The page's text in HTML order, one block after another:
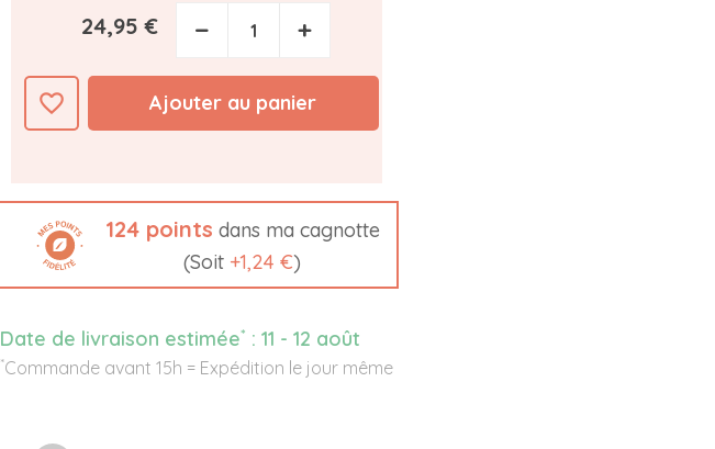
24,95 € − +
favorite_border Ajouter au panier
124points dans ma cagnotte
(Soit +1,24 €)
Date de livraison estimée* : 11 - 12 août
*Commande avant 15h = Expédition le jour même